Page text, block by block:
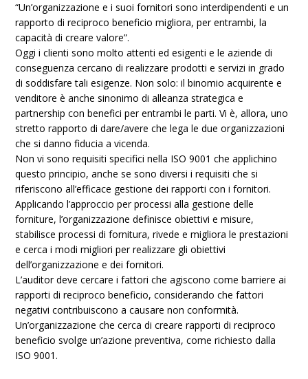
“Un’organizzazione e i suoi fornitori sono interdipendenti e un
rapporto di reciproco beneficio migliora, per entrambi, la
capacità di creare valore”.
Oggi i clienti sono molto attenti ed esigenti e le aziende di
conseguenza cercano di realizzare prodotti e servizi in grado
di soddisfare tali esigenze. Non solo: il binomio acquirente e
venditore è anche sinonimo di alleanza strategica e
partnership con benefici per entrambi le parti. Vi è, allora, uno
stretto rapporto di dare/avere che lega le due organizzazioni
che si danno fiducia a vicenda.
Non vi sono requisiti specifici nella ISO 9001 che applichino
questo principio, anche se sono diversi i requisiti che si
riferiscono all’efficace gestione dei rapporti con i fornitori.
Applicando l’approccio per processi alla gestione delle
forniture, l’organizzazione definisce obiettivi e misure,
stabilisce processi di fornitura, rivede e migliora le prestazioni
e cerca i modi migliori per realizzare gli obiettivi
dell’organizzazione e dei fornitori.
L’auditor deve cercare i fattori che agiscono come barriere ai
rapporti di reciproco beneficio, considerando che fattori
negativi contribuiscono a causare non conformità.
Un’organizzazione che cerca di creare rapporti di reciproco
beneficio svolge un’azione preventiva, come richiesto dalla
ISO 9001.